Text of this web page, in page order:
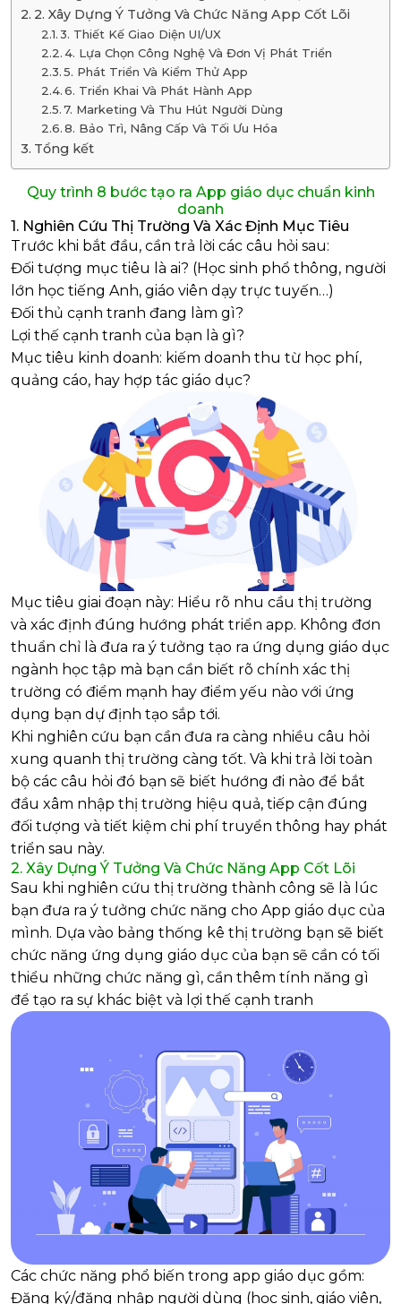
2. Xây Dựng Ý Tưởng Và Chức Năng App Cốt Lõi
3. Thiết Kế Giao Diện UI/UX
4. Lựa Chọn Công Nghệ Và Đơn Vị Phát Triển
5. Phát Triển Và Kiểm Thử App
6. Triển Khai Và Phát Hành App
7. Marketing Và Thu Hút Người Dùng
8. Bảo Trì, Nâng Cấp Và Tối Ưu Hóa
Tổng kết
Quy trình 8 bước tạo ra App giáo dục chuẩn kinh
doanh
1. Nghiên Cứu Thị Trường Và Xác Định Mục Tiêu
Trước khi bắt đầu, cần trả lời các câu hỏi sau:
Đối tượng mục tiêu là ai? (Học sinh phổ thông, người
lớn học tiếng Anh, giáo viên dạy trực tuyến…)
Đối thủ cạnh tranh đang làm gì?
Lợi thế cạnh tranh của bạn là gì?
Mục tiêu kinh doanh: kiếm doanh thu từ học phí,
quảng cáo, hay hợp tác giáo dục?
Mục tiêu giai đoạn này: Hiểu rõ nhu cầu thị trường
và xác định đúng hướng phát triển app. Không đơn
thuẩn chỉ là đưa ra ý tưởng tạo ra ứng dụng giáo dục
ngành học tập mà bạn cần biết rõ chính xác thị
trường có điểm mạnh hay điểm yếu nào với ứng
dụng bạn dự định tạo sắp tới.
Khi nghiên cứu bạn cần đưa ra càng nhiều câu hỏi
xung quanh thị trường càng tốt. Và khi trả lời toàn
bộ các câu hỏi đó bạn sẽ biết hướng đi nào để bắt
đầu xâm nhập thị trường hiệu quả, tiếp cận đúng
đối tượng và tiết kiệm chi phí truyển thông hay phát
triển sau này.
2. Xây Dựng Ý Tưởng Và Chức Năng App Cốt Lõi
Sau khi nghiên cứu thị trường thành công sẽ là lúc
bạn đưa ra ý tưởng chức năng cho App giáo dục của
mình. Dựa vào bảng thống kê thị trường bạn sẽ biết
chức năng ứng dụng giáo dục của bạn sẽ cần có tối
thiểu những chức năng gì, cần thêm tính năng gì
để tạo ra sự khác biệt và lợi thế cạnh tranh
Các chức năng phổ biến trong app giáo dục gồm:
Đăng ký/đăng nhập người dùng (học sinh, giáo viên,